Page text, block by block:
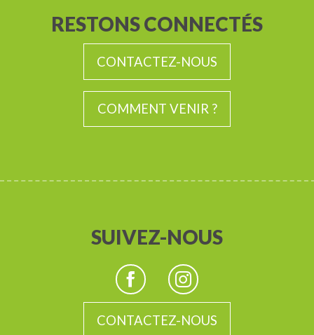
RESTONS CONNECTÉS
CONTACTEZ-NOUS
COMMENT VENIR ?
SUIVEZ-NOUS
CONTACTEZ-NOUS